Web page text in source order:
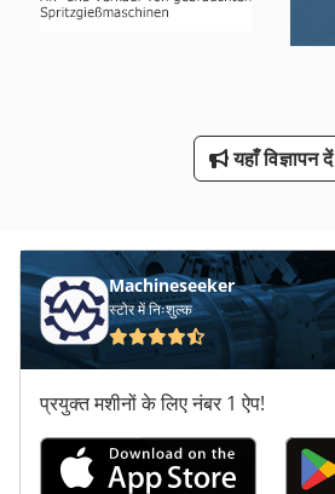
यहाँ विज्ञापन दें
Machineseeker
स्टोर में निःशुल्क
प्रयुक्त मशीनों के लिए नंबर 1 ऐप!